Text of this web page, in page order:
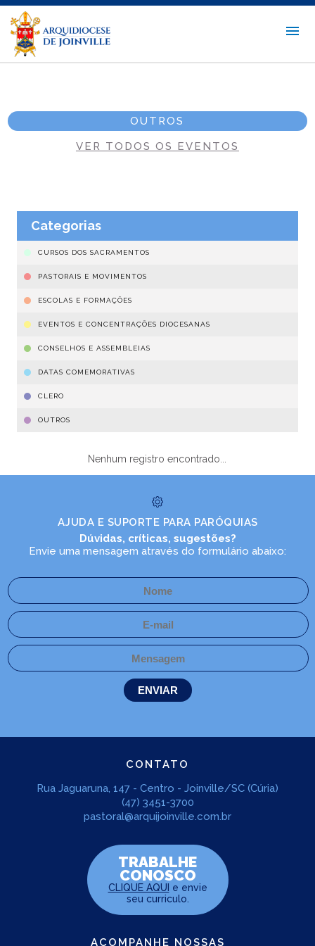
OUTROS
VER TODOS OS EVENTOS
Categorias
CURSOS DOS SACRAMENTOS
PASTORAIS E MOVIMENTOS
ESCOLAS E FORMAÇÕES
EVENTOS E CONCENTRAÇÕES DIOCESANAS
CONSELHOS E ASSEMBLEIAS
DATAS COMEMORATIVAS
CLERO
OUTROS
Nenhum registro encontrado...
AJUDA E SUPORTE PARA PARÓQUIAS
Dúvidas, críticas, sugestões?
Envie uma mensagem através do formulário abaixo:
CONTATO
Rua Jaguaruna, 147 - Centro - Joinville/SC (Cúria)
(47) 3451-3700
pastoral@arquijoinville.com.br
TRABALHE
CONOSCO
CLIQUE AQUI e envie
seu curriculo.
ACOMPANHE NOSSAS